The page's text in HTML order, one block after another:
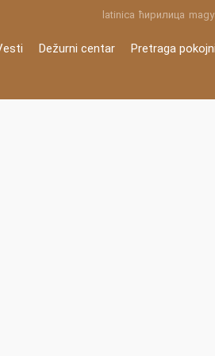
latinica ћирилица
Dežurni centar Pretraga